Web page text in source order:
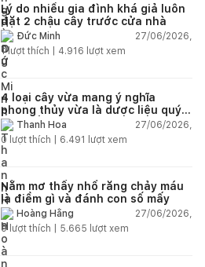
Lý do nhiều gia đình khá giả luôn
đặt 2 chậu cây trước cửa nhà
Đức Minh
27/06/2026,
1lượt thích | 4.916 lượt xem
4 loại cây vừa mang ý nghĩa
phong thủy vừa là dược liệu quý
nên trồng trong nhà
Thanh Hoa
27/06/2026,
0 lượt thích | 6.491 lượt xem
Nằm mơ thấy nhổ răng chảy máu
là điềm gì và đánh con số mấy
Hoàng Hằng
27/06/2026,
0lượt thích | 5.665 lượt xem